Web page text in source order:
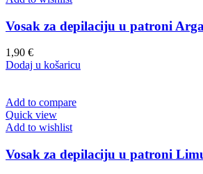
Vosak za depilaciju u patroni
1,90 €
Dodaj u košaricu
Add to compare
Quick view
Add to wishlist
Vosak za depilaciju u patroni